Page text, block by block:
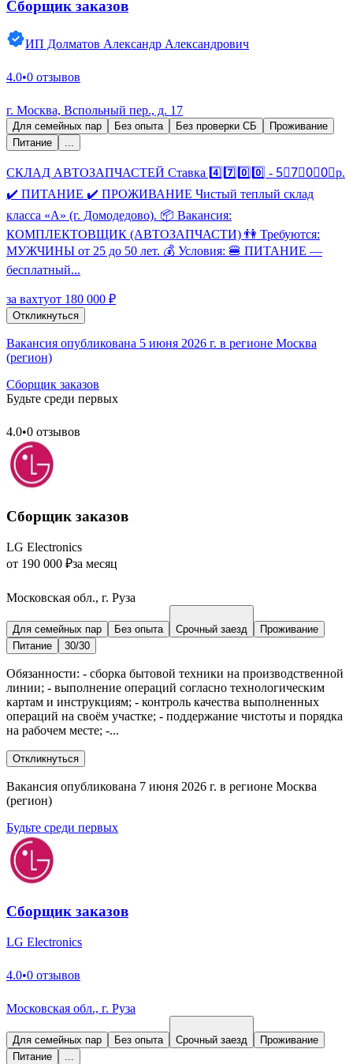
Сборщик заказов
ИП Долматов Александр Александрович
4.0•0 отзывов
г. Москва, Вспольный пер., д. 17
Для семейных пар Без опыта Без проверки СБ
Проживание
Питание
...
СКЛАД АВТОЗАПЧАСТЕЙ Ставка 4️⃣7️⃣0️⃣0️⃣ - 5⃣7⃣0⃣0⃣р.
✔️ ПИТАНИЕ ✔️ ПРОЖИВАНИЕ Чистый теплый склад
класса «А» (г. Домодедово). 📦 Вакансия:
КОМПЛЕКТОВЩИК (АВТОЗАПЧАСТИ) 👫 Требуются:
МУЖЧИНЫ от 25 до 50 лет. 💰 Условия: 🍔 ПИТАНИЕ —
бесплатный...
за вахтуот 180 000 ₽
Откликнуться
Вакансия опубликована 5 июня 2026 г. в регионе Москва
(регион)
Сборщик заказов
Будьте среди первых
4.0•0 отзывов
Сборщик заказов
LG Electronics
от 190 000 ₽за месяц
Московская обл., г. Руза
Для семейных пар Без опыта Срочный заезд
Проживание
Питание
30/30
Обязанности: - сборка бытовой техники на производственной
линии; - выполнение операций согласно технологическим
картам и инструкциям; - контроль качества выполненных
операций на своём участке; - поддержание чистоты и порядка
на рабочем месте; -...
Откликнуться
Вакансия опубликована 7 июня 2026 г. в регионе Москва
(регион)
Будьте среди первых
Сборщик заказов
LG Electronics
4.0•0 отзывов
Московская обл., г. Руза
Для семейных пар Без опыта Срочный заезд
Проживание
Питание
...